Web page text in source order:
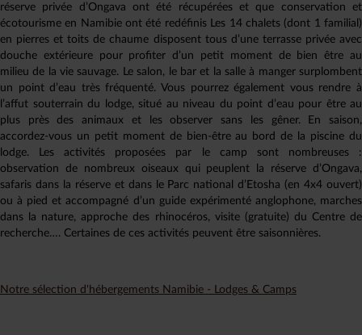
réserve privée d’Ongava ont été récupérées et que conservation et
écotourisme en Namibie ont été redéfinis Les 14 chalets (dont 1 familial)
en pierres et toits de chaume disposent tous d’une terrasse privée avec
douche extérieure pour profiter d’un petit moment de bien être au
milieu de la vie sauvage. Le salon, le bar et la salle à manger surplombent
un point d’eau très fréquenté. Vous pourrez également vous rendre à
l’affut souterrain du lodge, situé au niveau du point d’eau pour être au
plus près des animaux et les observer sans les gêner. En saison,
accordez-vous un petit moment de bien-être au bord de la piscine du
lodge. Les activités proposées par le camp sont nombreuses :
observation de nombreux oiseaux qui peuplent la réserve d’Ongava,
safaris dans la réserve et dans le Parc national d’Etosha (en 4x4 ouvert)
ou à pied et accompagné d’un guide expérimenté anglophone, marches
dans la nature, approche des rhinocéros, visite (gratuite) du Centre de
recherche…. Certaines de ces activités peuvent être saisonnières.
Notre sélection d'hébergements Namibie - Lodges & Camps